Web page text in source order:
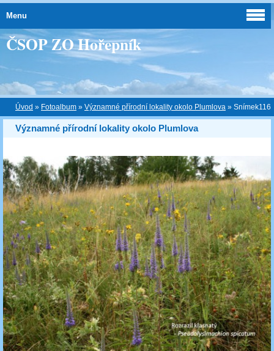
ČSOP ZO Hořepník
Úvod » Fotoalbum » Významné přírodní lokality okolo Plumlova » Snímek116
Významné přírodní lokality okolo Plumlova
Menu